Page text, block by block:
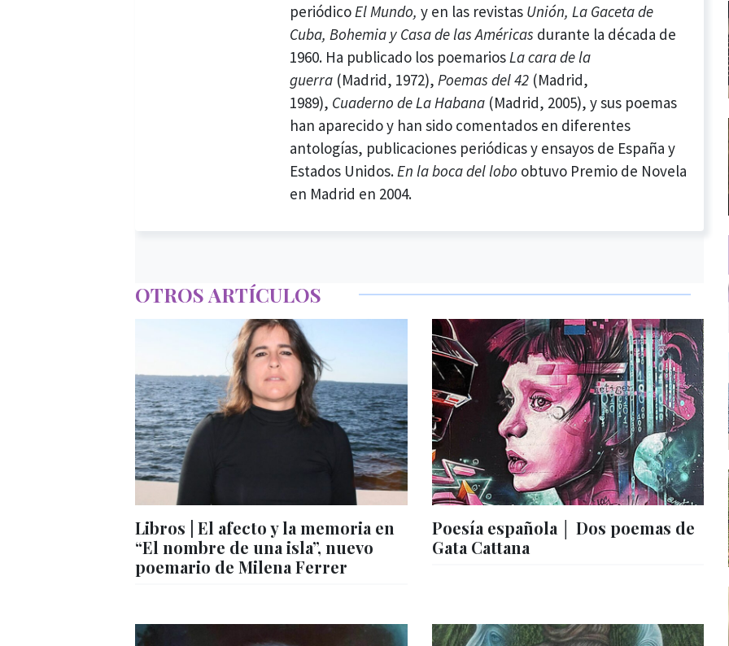
periódicoEl Mundo, y en las revistas Unión, La Gaceta de
Cuba, Bohemia y Casa de las Américas durante la década de
1960. Ha publicado los poemariosLa cara de la
guerra(Madrid, 1972), Poemas del 42(Madrid,
1989), Cuaderno de La Habana(Madrid, 2005), y sus poemas
han aparecido y han sido comentados en diferentes
antologías, publicaciones periódicas y ensayos de España y
Estados Unidos.En la boca del lobo obtuvo Premio de Novela
en Madrid en 2004.
OTROS ARTÍCULOS
Libros | El afecto y la memoria en
“El nombre de una isla”, nuevo
poemario de Milena Ferrer
Poesía española │ Dos poemas de
Gata Cattana